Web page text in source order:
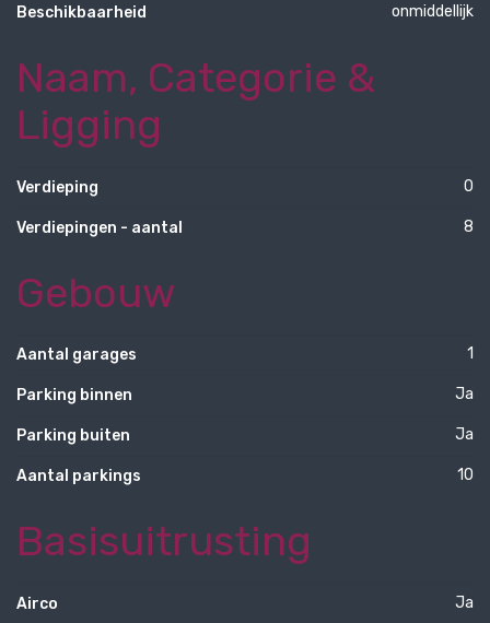
Beschikbaarheid onmiddellijk
Naam, Categorie &
Ligging
Verdieping 0
Verdiepingen - aantal 8
Gebouw
Aantal garages 1
Parking binnen Ja
Parking buiten Ja
Aantal parkings 10
Basisuitrusting
Airco Ja